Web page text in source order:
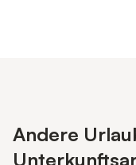
Andere